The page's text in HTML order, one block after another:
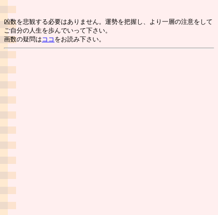
凶数を悲観する必要はありません。運勢を把握し、より一層の注意をして
ご自分の人生を歩んでいって下さい。
画数の疑問は ココ をお読み下さい。